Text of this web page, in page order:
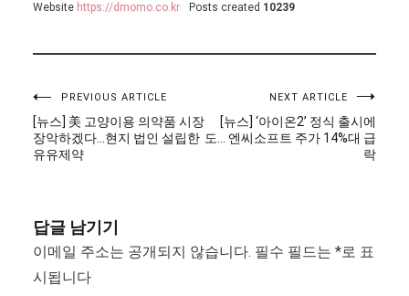
Website https://dmomo.co.kr Posts created 10239
글
탐
색
PREVIOUS ARTICLE
[뉴스] 美 고양이용 의약품 시장
장악하겠다…현지 법인 설립한
유유제약
NEXT ARTICLE
[뉴스] ‘아이온2’ 정식 출시에
도… 엔씨소프트 주가 14%대 급
락
답글 남기기
이메일 주소는 공개되지 않습니다. 필수 필드는 *로 표
시됩니다